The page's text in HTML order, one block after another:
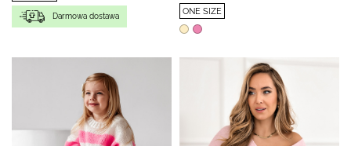
Darmowa dostawa ONE SIZE